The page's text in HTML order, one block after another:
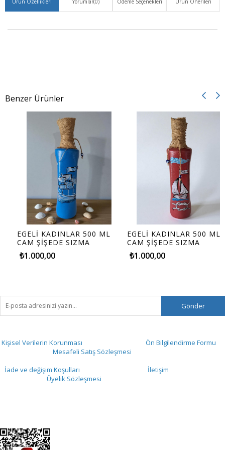
Benzer Ürünler
EGELİ KADINLAR 500 ML
CAM ŞİŞEDE SIZMA
ZEYTİNYAĞI (500ML)
₺1.000,00
EGELİ KADINLAR 500 ML
CAM ŞİŞEDE SIZMA
ZEYTİNYAĞI (500ML)
₺1.000,00
Gönder
Kişisel Verilerin Korunması
Ön Bilgilendirme Formu
Mesafeli Satış Sözleşmesi
İade ve değişim Koşulları
İletişim
Üyelik Sözleşmesi